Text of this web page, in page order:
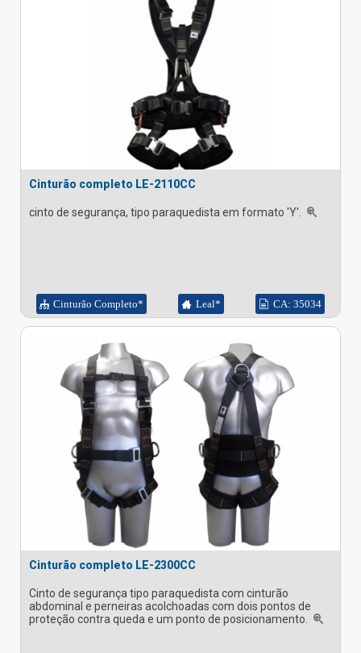
Cinturão completo LE-2110CC
cinto de segurança, tipo paraquedista em formato 'Y'.
Cinturão Completo* Leal* CA: 35034
Cinturão completo LE-2300CC
Cinto de segurança tipo paraquedista com cinturão
abdominal e perneiras acolchoadas com dois pontos de
proteção contra queda e um ponto de posicionamento.